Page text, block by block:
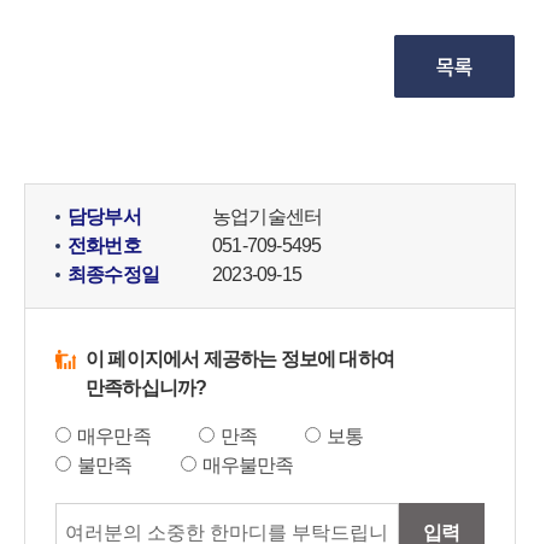
담당부서
농업기술센터
전화번호
051-709-5495
최종수정일
2023-09-15
이 페이지에서 제공하는 정보에 대하여
만족하십니까?
매우만족 만족
보통
불만족
매우불만족
입력